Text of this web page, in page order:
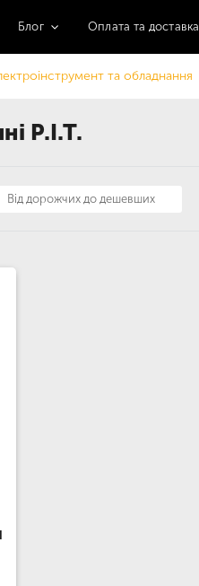
P.I.T.
Блог Оплата та доставка
та обладнання
Від дорожчих до дешевших